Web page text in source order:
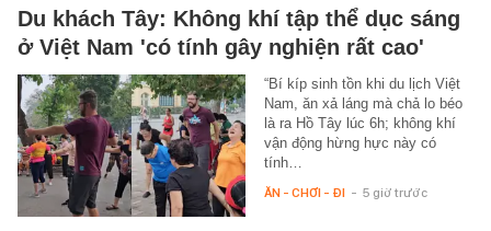
Du khách Tây: Không khí tập thể dục sáng
ở Việt Nam 'có tính gây nghiện rất cao'
“Bí kíp sinh tồn khi du lịch Việt
Nam, ăn xả láng mà chả lo béo
là ra Hồ Tây lúc 6h; không khí
vận động hừng hực này có
tính…
ĂN - CHƠI - ĐI - 5 giờ trước